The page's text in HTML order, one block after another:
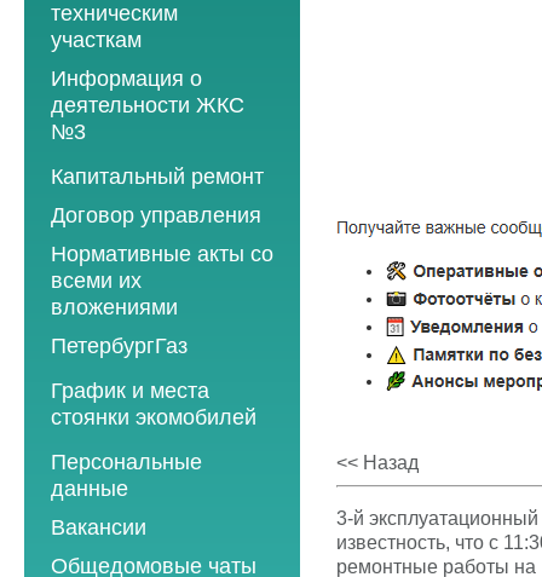
техническим
участкам
Информация о
деятельности ЖКС
№3
Программы
2013 год
2014 год
2015 год
2016 год
2017 год
2018 год
Капитальный ремонт
Договор управления
Нормативные акты со
всеми их
вложениями
ПетербургГаз
2018 год
2019 год
2020 год
2021 год
2022 год
График и места
стоянки экомобилей
2019 год
2020 год
2021 год
2022 год
Персональные
данные
Вакансии
Общедомовые чаты
<< Назад
3-й
известность, что с
ремонтные работы на